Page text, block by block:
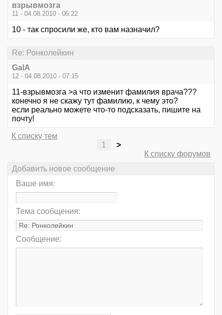
взрывмозга
11 - 04.08.2010 - 06:22
10 - так спросили же, кто вам назначил?
Re: Ронколейкин
GalA
12 - 04.08.2010 - 07:15
11-взрывмозга >а что изменит фамилия врача???
конечно я не скажу тут фамилию, к чему это?
если реально можете что-то подсказать, пишите на
почту!
К списку тем
1
>
К списку форумов
Добавить новое сообщение
Ваше имя:
Тема сообщения:
Сообщение: